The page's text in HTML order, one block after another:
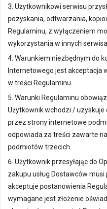
3. Użytkownikowi serwisu
pozyskania, odtwarzania,
Regulaminu, z wyłączeniem
wykorzystania w innych
4. Warunkiem niezbędnym do
Internetowego jest akceptacja
w treści Regulaminu.
5. Warunki Regulaminu
Użytkownik wchodzi /
przez strony internetowe
odpowiada za treści zawarte
podmiotów trzecich.
6. Użytkownik przesyłając do
zakupu usług Dostawców
akceptuje postanowienia
wymagane jest złożenie